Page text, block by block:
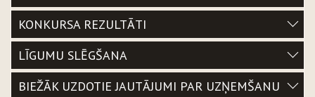
KONKURSA REZULTĀTI
LĪGUMU SLĒGŠANA
BIEŽĀK UZDOTIE JAUTĀJUMI PAR UZŅEMŠANU